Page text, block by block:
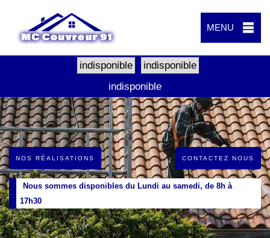
MENU
indisponible
indisponible
indisponible
NOS RÉALISATIONS CONTACTEZ NOUS
Nous sommes disponibles du Lundi au samedi, de 8h à
17h30